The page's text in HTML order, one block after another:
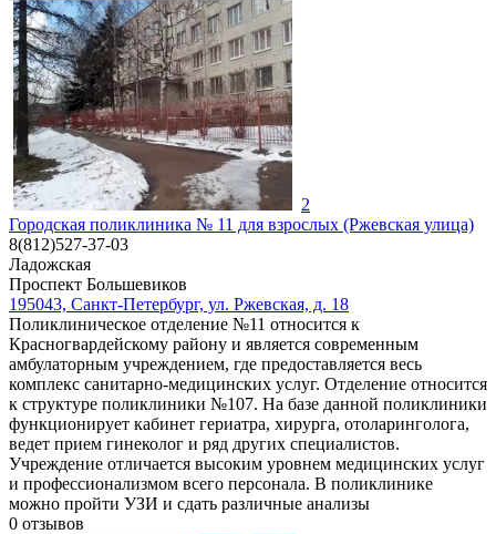
2
Городская поликлиника № 11 для взрослых (Ржевская улица)
8(812)527-37-03
Ладожская
Проспект Большевиков
195043, Санкт-Петербург, ул. Ржевская, д. 18
Поликлиническое отделение №11 относится к
Красногвардейскому району и является современным
амбулаторным учреждением, где предоставляется весь
комплекс санитарно-медицинских услуг. Отделение относится
к структуре поликлиники №107. На базе данной поликлиники
функционирует кабинет гериатра, хирурга, отоларинголога,
ведет прием гинеколог и ряд других специалистов.
Учреждение отличается высоким уровнем медицинских услуг
и профессионализмом всего персонала. В поликлинике
можно пройти УЗИ и сдать различные анализы
0 отзывов